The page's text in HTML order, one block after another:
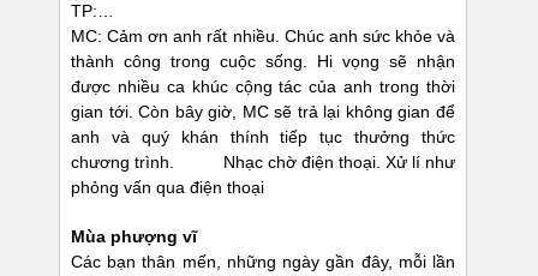
TP:…
MC: Cảm ơn anh rất nhiều. Chúc anh sức khỏe và
thành công trong cuộc sống. Hi vọng sẽ nhận
được nhiều ca khúc cộng tác của anh trong thời
gian tới. Còn bây giờ, MC sẽ trả lại không gian để
anh và quý khán thính tiếp tục thưởng thức
chương trình. Nhạc chờ điện thoại. Xử lí như
phỏng vấn qua điện thoại
Mùa phượng vĩ
Các bạn thân mến, những ngày gần đây, mỗi lần